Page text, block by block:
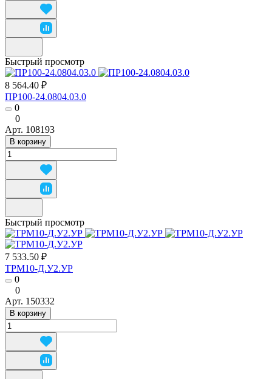
Быстрый просмотр
8 564.40 ₽
ПР100-24.0804.03.0
0
0
Арт. 108193
В корзину
Быстрый просмотр
7 533.50 ₽
ТРМ10-Д.У2.УР
0
0
Арт. 150332
В корзину